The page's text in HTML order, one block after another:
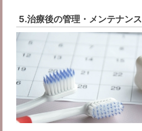
5.治療後の管理・メンテナンス